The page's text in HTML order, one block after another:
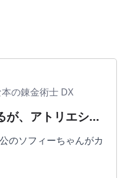
の錬金術士 DX
が、アトリエシリ
！
のソフィーちゃんがカ